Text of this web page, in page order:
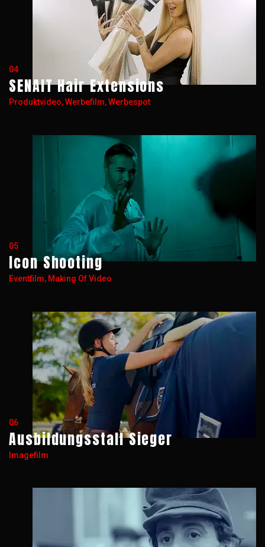
04
SENAIT Hair Extensions
Produktvideo, Werbefilm, Werbespot
05
Icon Shooting
Eventfilm, Making Of Video
06
Ausbildungsstall Sieger
Imagefilm